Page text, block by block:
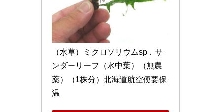
（水草）ミクロソリウムsp．サ
ンダーリーフ（水中葉）（無農
薬）（1株分）北海道航空便要保
温